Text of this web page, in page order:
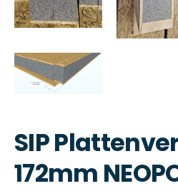
SIP
172mm